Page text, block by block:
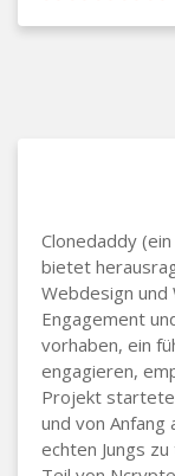
Clonedaddy
bietet
Webdesign und
Engagement
vorhaben, ein
engagieren,
Projekt
und von
echten Jungs